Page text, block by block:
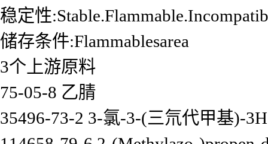
稳定性
储存条件:Flammablesarea
3个上游原料
75-05-8 乙腈
35496-73-2 3-氯-3-(三氘代甲基)-